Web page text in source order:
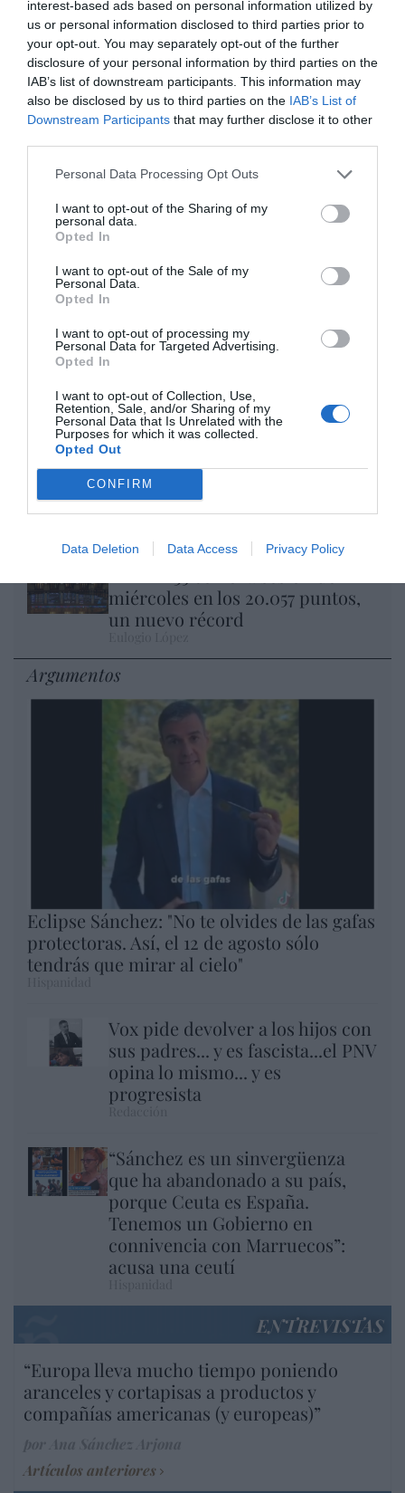
interest-based ads based on personal information utilized by
us or personal information disclosed to third parties prior to
your opt-out. You may separately opt-out of the further
disclosure of your personal information by third parties on the
IAB’s list of downstream participants. This information may
also be disclosed by us to third parties on the IAB’s List of
Downstream Participants that may further disclose it to other
Personal Data Processing Opt Outs
I want to opt-out of the Sharing of my
personal data.
Opted In
I want to opt-out of the Sale of my
Personal Data.
Opted In
I want to opt-out of processing my
Personal Data for Targeted Advertising.
Opted In
I want to opt-out of Collection, Use,
Retention, Sale, and/or Sharing of my
Personal Data that Is Unrelated with the
Purposes for which it was collected.
Opted Out
CONFIRM
Data Deletion Data Access Privacy Policy
Artículos anteriores
Opinión
Enormes minucias
son las patentes
Eulogio López
Isabel Pantoja pierde dos pleitos
con Hacienda por 700.000
euros... suma y sigue
miércoles en los 20.057 puntos,
un nuevo récord
Argumentos
Eclipse Sánchez: "No te olvides de las gafas
protectoras. Así, el 12 de agosto sólo
tendrás que mirar al cielo"
Vox pide devolver a los hijos con
sus padres... y es fascista...el PNV
opina lo mismo... y es
progresista
“Sánchez es un sinvergüenza
que ha abandonado a su país,
porque Ceuta es España.
Tenemos un Gobierno en
connivencia con Marruecos”:
acusa una ceutí
ENTREVISTAS
“Europa lleva mucho tiempo poniendo
aranceles y cortapisas a productos y
compañías americanas (y europeas)”
Artículos anteriores